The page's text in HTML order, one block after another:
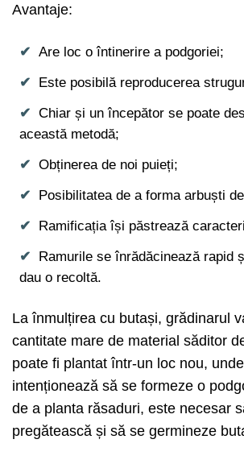
Avantaje:
Are loc o întinerire a podgoriei;
Este posibilă reproducerea
Chiar și un începător se poate
această metodă;
Obținerea de noi puieți;
Posibilitatea de a forma arbuști
Ramificația își păstrează
Ramurile se înrădăcinează rapid
dau o recoltă.
La înmulțirea cu butași, grădinarul
cantitate mare de material săditor
poate fi plantat într-un loc nou,
intenționează să se formeze o
de a planta răsaduri, este necesar
pregătească și să se germineze